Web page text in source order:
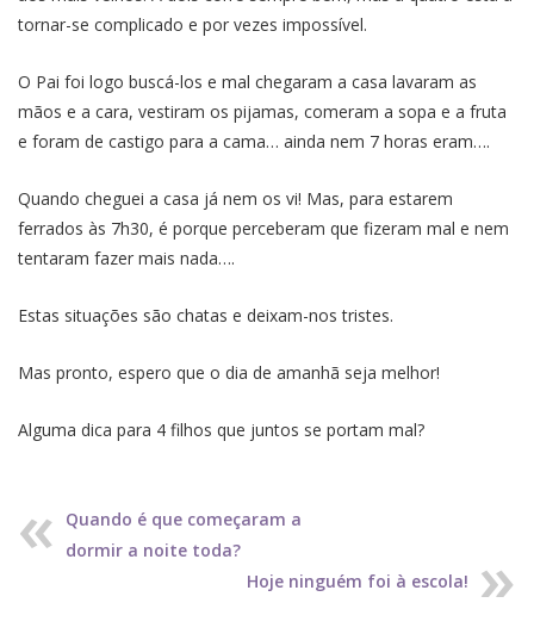
tornar-se complicado e por vezes impossível.
O Pai foi logo buscá-los e mal chegaram a casa lavaram as
mãos e a cara, vestiram os pijamas, comeram a sopa e a fruta
e foram de castigo para a cama… ainda nem 7 horas eram….
Quando cheguei a casa já nem os vi! Mas, para estarem
ferrados às 7h30, é porque perceberam que fizeram mal e nem
tentaram fazer mais nada….
Estas situações são chatas e deixam-nos tristes.
Mas pronto, espero que o dia de amanhã seja melhor!
Alguma dica para 4 filhos que juntos se portam mal?
Quando é que começaram a
dormir a noite toda?
Hoje ninguém foi à escola!